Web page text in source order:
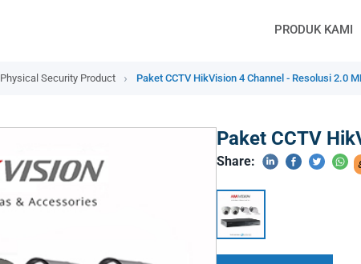
PRODUK KAMI
Physical Security Product Paket CCTV HikVision 4 Channel - Resolusi 2.0
Paket CCTV
Share: